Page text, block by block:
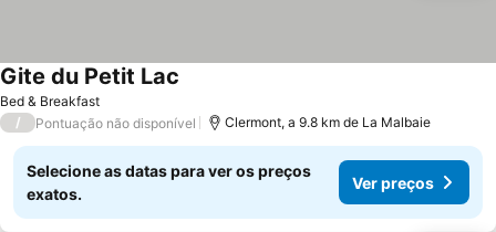
Bed & Breakfast
Gite du Petit Lac
/ Pontuação não disponível Clermont, a 9.8 km de La Malbaie
Selecione as datas para ver os preços
exatos.
Ver preços